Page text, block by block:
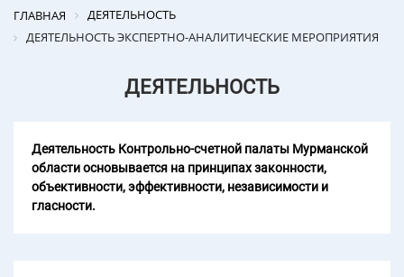
ГЛАВНАЯ
ДЕЯТЕЛЬНОСТЬ
ДЕЯТЕЛЬНОСТЬ ЭКСПЕРТНО-АНАЛИТИЧЕСКИЕ МЕРОПРИЯТИЯ
ДЕЯТЕЛЬНОСТЬ
Деятельность Контрольно-счетной палаты Мурманской
области основывается на принципах законности,
объективности, эффективности, независимости и
гласности.